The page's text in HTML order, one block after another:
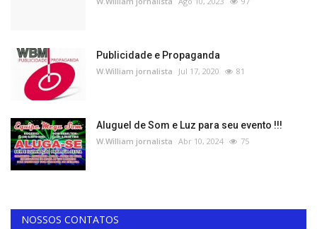
Publicidade e Propaganda
W.William jornalista Jul 17, 2020 81
Aluguel de Som e Luz para seu evento !!!
W.William jornalista Abr 10, 2024 75
NOSSOS CONTATOS